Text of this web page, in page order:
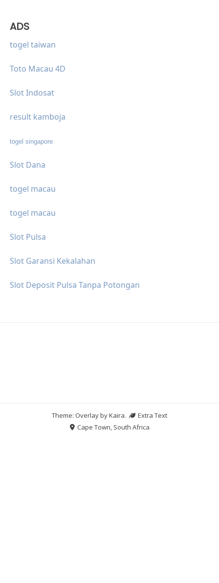
ADS
togel taiwan
Toto Macau 4D
Slot Indosat
result kamboja
togel singapore
Slot Dana
togel macau
togel macau
Slot Pulsa
Slot Garansi Kekalahan
Slot Deposit Pulsa Tanpa Potongan
Theme: Overlay byKaira.
Extra Text
Cape Town, South Africa